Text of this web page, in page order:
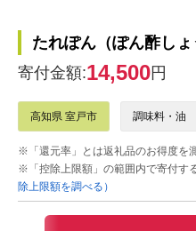
たれぽん（ぽん酢しょ
寄付金額:14,500円
高知県 室戸市 調味料・油
※「還元率」とは返礼品のお得度を
※「控除上限額」の範囲内で寄付す
除上限額を調べる）